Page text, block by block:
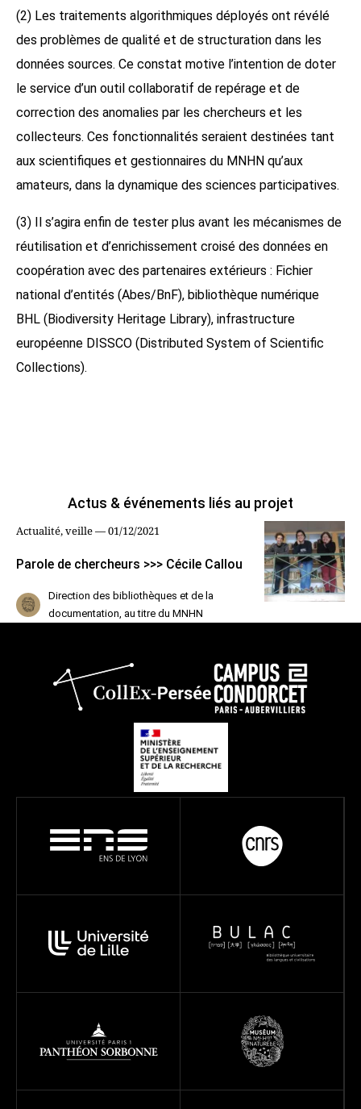
(2) Les traitements algorithmiques déployés ont révélé
des problèmes de qualité et de structuration dans les
données sources. Ce constat motive l’intention de doter
le service d’un outil collaboratif de repérage et de
correction des anomalies par les chercheurs et les
collecteurs. Ces fonctionnalités seraient destinées tant
aux scientifiques et gestionnaires du MNHN qu’aux
amateurs, dans la dynamique des sciences participatives.
(3) Il s’agira enfin de tester plus avant les mécanismes de
réutilisation et d’enrichissement croisé des données en
coopération avec des partenaires extérieurs : Fichier
national d’entités (Abes/BnF), bibliothèque numérique
BHL (Biodiversity Heritage Library), infrastructure
européenne DISSCO (Distributed System of Scientific
Collections).
Actus & événements liés au projet
Actualité, veille — 01/12/2021
Parole de chercheurs >>> Cécile Callou
Direction des bibliothèques et de la
documentation, au titre du MNHN